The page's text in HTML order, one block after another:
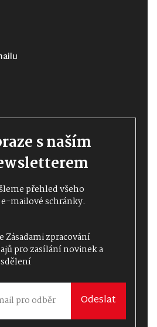
s naším
přehled všeho
mailové schránky.
Zásadami zpracování
pro zasílání novinek a
Odeslat